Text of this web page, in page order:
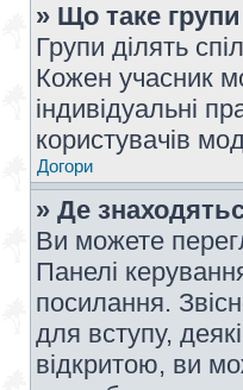
» Що таке
Групи ділять
Кожен учасник
індивідуальні
користувачів
Догори
» Де
Ви можете
Панелі
посилання.
для вступу,
відкритою, ви